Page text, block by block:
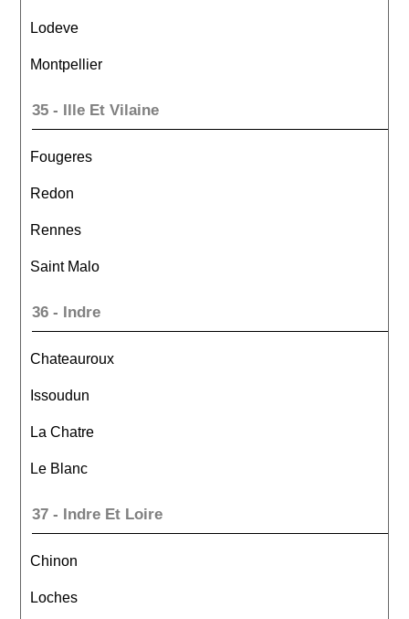
Lodeve
Montpellier
35 - Ille Et Vilaine
Fougeres
Redon
Rennes
Saint Malo
36 - Indre
Chateauroux
Issoudun
La Chatre
Le Blanc
37 - Indre Et Loire
Chinon
Loches